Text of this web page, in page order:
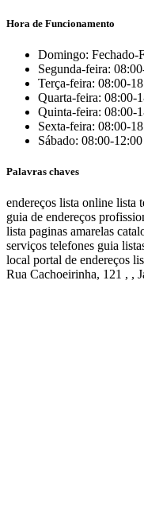
Hora de Funcionamento
Domingo: Fechado-
Segunda-feira:
Terça-feira: 08:00-
Quarta-feira: 08:00-
Quinta-feira: 08:00-
Sexta-feira: 08:00-
Sábado: 08:00-12:00
Palavras chaves
endereços lista online lista
guia de endereços
lista paginas amarelas
serviços telefones guia
local portal de endereços
Rua Cachoeirinha, 121 , ,